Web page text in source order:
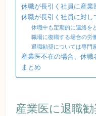
休職が長引く社員に産業
休職が長引く社員に対
休職中も定期的に連絡を
職場に復職する場合の労
退職勧奨については専門
産業医不在の場合、休職
まとめ
産業医に退職